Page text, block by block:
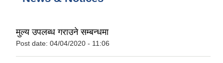
मुल्य उपलब्ध गराउने सम्बन्धमा
Post date: 04/04/2020 - 11:06